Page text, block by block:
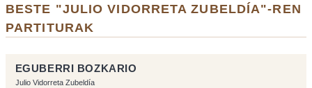
BESTE "JULIO VIDORRETA ZUBELDÍA"-REN
PARTITURAK
EGUBERRI BOZKARIO
Julio Vidorreta Zubeldía